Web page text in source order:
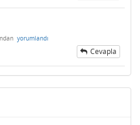
yorumlandı
Cevapla